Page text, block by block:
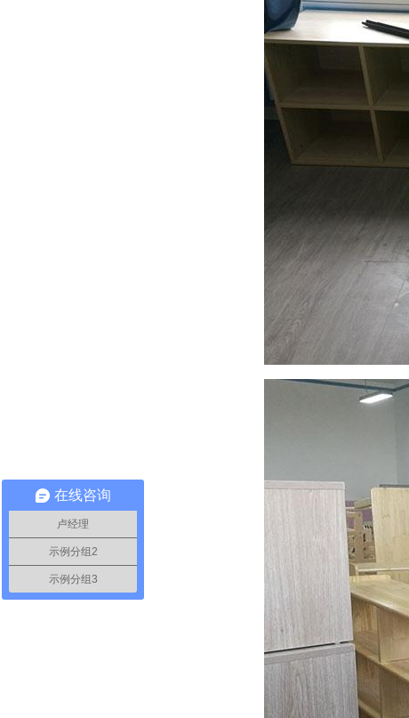
在线咨询
卢经理
示例分组2
示例分组3